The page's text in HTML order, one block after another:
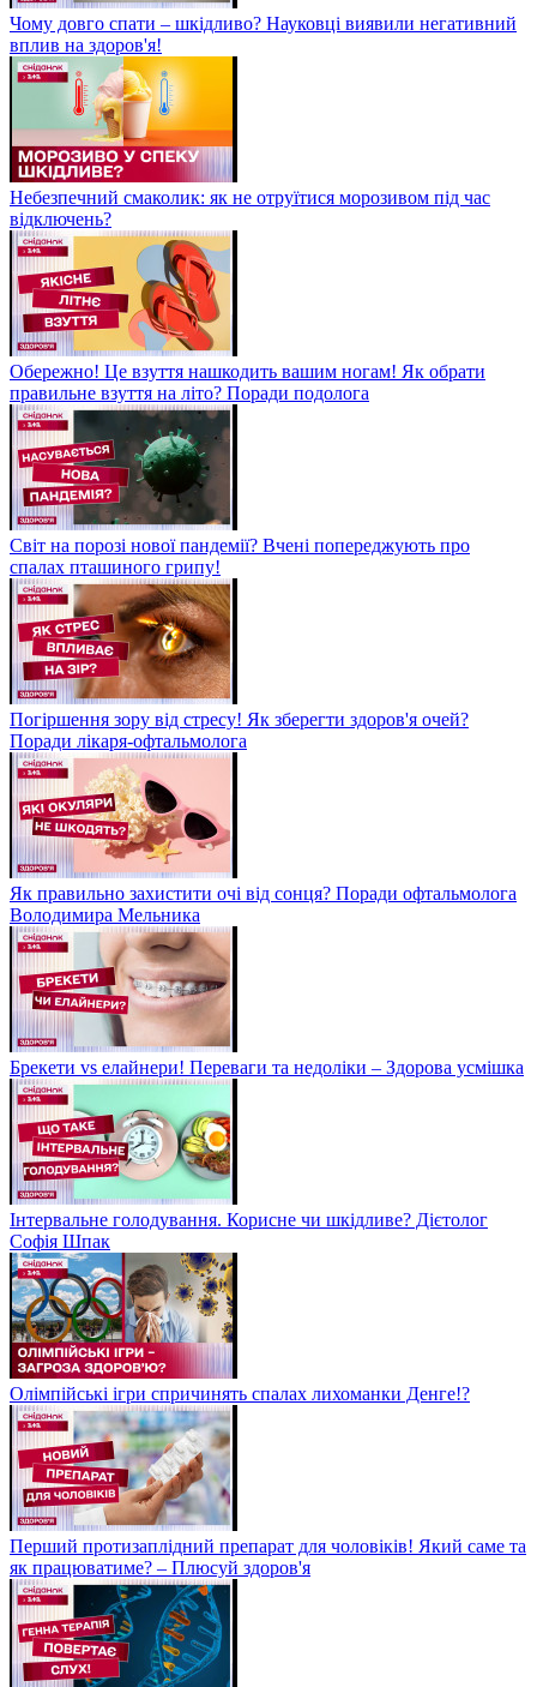
Чому довго спати – шкідливо? Науковці виявили негативний
вплив на здоров'я!
Небезпечний смаколик: як не отруїтися морозивом під час
відключень?
Обережно! Це взуття нашкодить вашим ногам! Як обрати
правильне взуття на літо? Поради подолога
Світ на порозі нової пандемії? Вчені попереджують про
спалах пташиного грипу!
Погіршення зору від стресу! Як зберегти здоров'я очей?
Поради лікаря-офтальмолога
Як правильно захистити очі від сонця? Поради офтальмолога
Володимира Мельника
Брекети vs елайнери! Переваги та недоліки – Здорова усмішка
Інтервальне голодування. Корисне чи шкідливе? Дієтолог
Софія Шпак
Олімпійські ігри спричинять спалах лихоманки Денге!?
Перший протизаплідний препарат для чоловіків! Який саме та
як працюватиме? – Плюсуй здоров'я